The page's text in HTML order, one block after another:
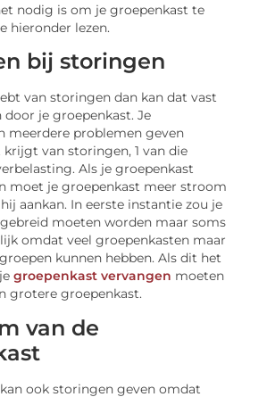
nodig is om je groepenkast te
hieronder lezen.
bij storingen
van storingen dan kan dat vast
door je groepenkast. Je
meerdere problemen geven
van storingen, 1 van die
Als je groepenkast
moet je groepenkast meer stroom
aankan. In eerste instantie zou je
moeten worden maar soms
omdat veel groepenkasten maar
kunnen hebben. Als dit het
jegroepenkast vervangen moeten
grotere groepenkast.
van de
ook storingen geven omdat